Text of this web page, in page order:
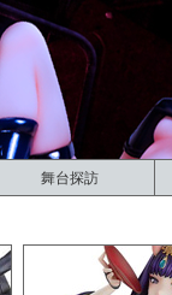
舞台探訪